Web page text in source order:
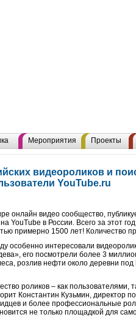
Мероприятия Проекты
видеороликов и
YouTube.ru
онлайн видео сообщество,
YouTube в России. Всего за этот
примерно 1500 лет! Количество
особенно интересовали
его посмотрели более 3
розлив нефти около деревни
роликов – как
Константин Кузьмин, директор
и более профессиональные
не только площадкой для